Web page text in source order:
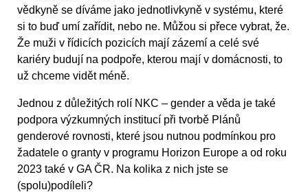
vědkyně se díváme jako jednotlivkyně v systému, které
si to buď umí zařídit, nebo ne. Můžou si přece vybrat, že.
Že muži v řídicích pozicích mají zázemí a celé své
kariéry budují na podpoře, kterou mají v domácnosti, to
už chceme vidět méně.
Jednou z důležitých rolí NKC – gender a věda je také
podpora výzkumných institucí při tvorbě Plánů
genderové rovnosti, které jsou nutnou podmínkou pro
žadatele o granty v programu Horizon Europe a od roku
2023 také v GA ČR. Na kolika z nich jste se
(spolu)podíleli?